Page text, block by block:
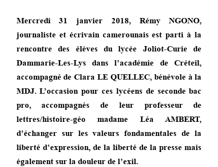
Mercredi 31 janvier 2018, Rémy NGONO,
journaliste et écrivain camerounais est parti à la
rencontre des élèves du lycée Joliot-Curie de
Dammarie-Les-Lys dans l’académie de Créteil,
accompagné de Clara LE QUELLEC, bénévole à la
MDJ. L’occasion pour ces lycéens de seconde bac
pro, accompagnés de leur professeur de
lettres/histoire-géo madame Léa AMBERT,
d’échanger sur les valeurs fondamentales de la
liberté d’expression, de la liberté de la presse mais
également sur la douleur de l’exil.